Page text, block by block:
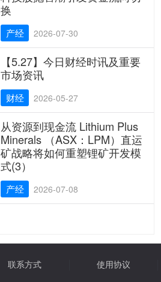
换
产经 2026-07-30
【5.27】今日财经时讯及重要
市场资讯
财经 2026-05-27
从资源到现金流 Lithium Plus
Minerals （ASX：LPM）直运
矿战略将如何重塑锂矿开发模
式(3）
产经 2026-07-08
联系方式 使用协议